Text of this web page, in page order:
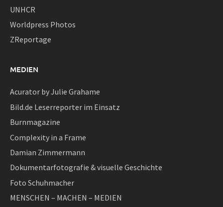
UNHCR
Worldpress Photos
ZReportage
MEDIEN
Acurator by Julie Grahame
Bild.de Leserreporter im Einsatz
Burnmagazine
Complexity in a Frame
Damian Zimmermann
Dokumentarfotografie & visuelle Geschichte
Foto Schuhmacher
MENSCHEN – MACHEN – MEDIEN